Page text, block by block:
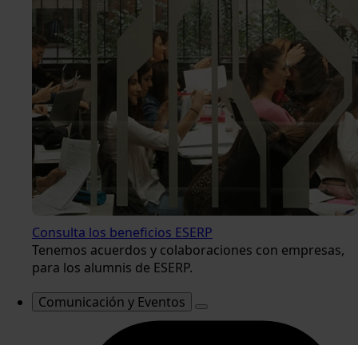
Consulta los beneficios ESERP
Tenemos acuerdos y colaboraciones con empresas,
para los alumnis de ESERP.
Comunicación y Eventos